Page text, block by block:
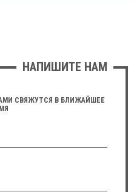
НАПИШИТЕ НАМ
СВЯЖУТСЯ В БЛИЖАЙШЕЕ